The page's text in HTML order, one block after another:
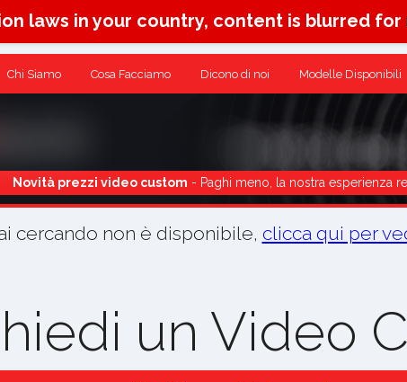
laws in your country, content is blurred for
Chi Siamo Cosa Facciamo Dicono di noi Modelle Disponibili
Novità prezzi video custom - Paghi meno, la nostra esperienza
cercando non è disponibile, clicca qui per
un Video